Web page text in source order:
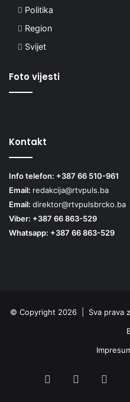
Politika
Region
Svijet
Foto vijesti
Kontakt
Info telefon: +387 66 510-961
Email: redakcija@rtvpuls.ba
Email: direktor@rtvpulsbrcko.ba
Viber: +387 66 863-529
Whatsapp: +387 66 863-529
© Copyright 2026 | Sva prava
Facebook